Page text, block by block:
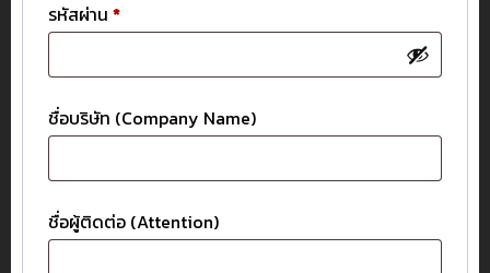
รหัสผ่าน *
ชื่อบริษัท (Company Name)
ชื่อผู้ติดต่อ (Attention)